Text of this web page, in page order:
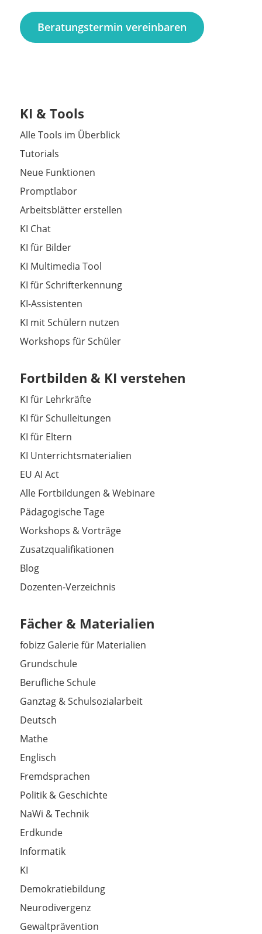
Beratungstermin vereinbaren
KI & Tools
Alle Tools im Überblick
Tutorials
Neue Funktionen
Promptlabor
Arbeitsblätter erstellen
KI Chat
KI für Bilder
KI Multimedia Tool
KI für Schrifterkennung
KI-Assistenten
KI mit Schülern nutzen
Workshops für Schüler
Fortbilden & KI verstehen
KI für Lehrkräfte
KI für Schulleitungen
KI für Eltern
KI Unterrichtsmaterialien
EU AI Act
Alle Fortbildungen & Webinare
Pädagogische Tage
Workshops & Vorträge
Zusatzqualifikationen
Blog
Dozenten-Verzeichnis
Fächer & Materialien
fobizz Galerie für Materialien
Grundschule
Berufliche Schule
Ganztag & Schulsozialarbeit
Deutsch
Mathe
Englisch
Fremdsprachen
Politik & Geschichte
NaWi & Technik
Erdkunde
Informatik
KI
Demokratiebildung
Neurodivergenz
Gewaltprävention